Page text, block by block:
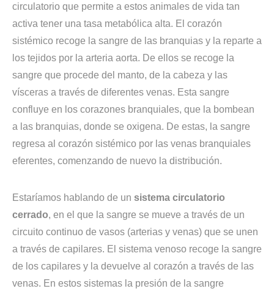
circulatorio que permite a estos animales de vida tan
activa tener una tasa metabólica alta. El corazón
sistémico recoge la sangre de las branquias y la reparte a
los tejidos por la arteria aorta. De ellos se recoge la
sangre que procede del manto, de la cabeza y las
vísceras a través de diferentes venas. Esta sangre
confluye en los corazones branquiales, que la bombean
a las branquias, donde se oxigena. De estas, la sangre
regresa al corazón sistémico por las venas branquiales
eferentes, comenzando de nuevo la distribución.
Estaríamos hablando de un sistema circulatorio
cerrado, en el que la sangre se mueve a través de un
circuito continuo de vasos (arterias y venas) que se unen
a través de capilares. El sistema venoso recoge la sangre
de los capilares y la devuelve al corazón a través de las
venas. En estos sistemas la presión de la sangre